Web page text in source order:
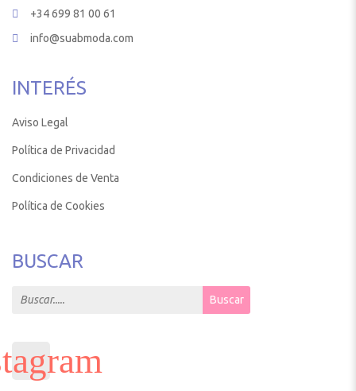
+34 699 81 00 61
info@suabmoda.com
INTERÉS
Aviso Legal
Política de Privacidad
Condiciones de Venta
Política de Cookies
BUSCAR
Search for: Buscar